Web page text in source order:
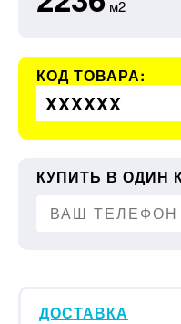
м2
КОД ТОВАРА:
XXXXXX
КУПИТЬ В ОДИН
ДОСТАВКА